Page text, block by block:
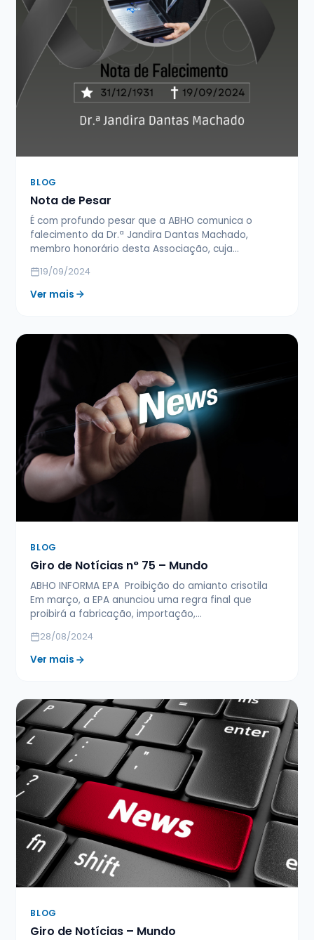
BLOG
Nota de Pesar
É com profundo pesar que a ABHO comunica o
falecimento da Dr.ª Jandira Dantas Machado,
membro honorário desta Associação, cuja…
19/09/2024
Ver mais
BLOG
Giro de Notícias n° 75 – Mundo
ABHO INFORMA EPA Proibição do amianto crisotila
Em março, a EPA anunciou uma regra final que
proibirá a fabricação, importação,…
28/08/2024
Ver mais
BLOG
Giro de Notícias – Mundo